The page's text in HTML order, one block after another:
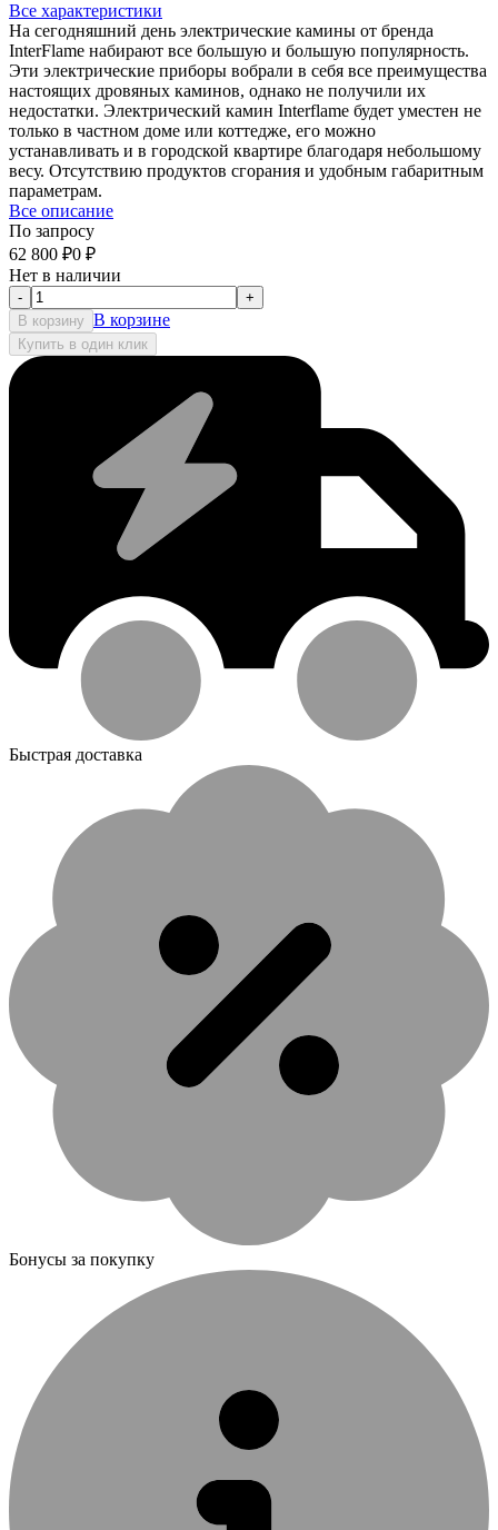
Все характеристики
На сегодняшний день электрические камины от бренда
InterFlame набирают все большую и большую популярность.
Эти электрические приборы вобрали в себя все преимущества
настоящих дровяных каминов, однако не получили их
недостатки. Электрический камин Interflame будет уместен не
только в частном доме или коттедже, его можно
устанавливать и в городской квартире благодаря небольшому
весу. Отсутствию продуктов сгорания и удобным габаритным
параметрам.
Все описание
По запросу
62 800 ₽0 ₽
Нет в наличии
-
+
В корзину В корзине
Купить в один клик
Быстрая доставка
Бонусы за покупку